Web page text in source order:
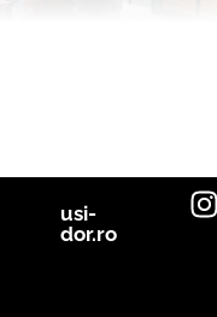
usi-
dor.ro